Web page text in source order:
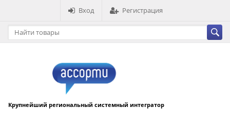
Вход Регистрация
Крупнейший региональный системный интегратор